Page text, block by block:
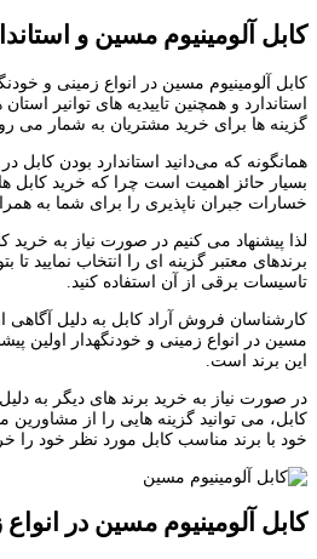
کابل آلومینیوم مسین و
کابل آلومینیوم مسین در انواع زمینی و
استاندارد و همچنین تاییدیه های توانیر
گزینه ها برای خرید مشتریان به شمار می
همانگونه که می‌دانید استاندارد بودن کابل
بسیار حائز اهمیت است چرا که خرید کابل
خسارات جبران ناپذیری را برای شما به
لذا پیشنهاد می کنیم در صورت نیاز به خرید
برندهای معتبر گزینه ای را انتخاب نمایید تا
تاسیسات برقی از آن استفاده کنید.
کارشناسان فروش آراد کابل به دلیل آگاهی
مسین در انواع زمینی و خودنگهدار اولین
این برند است.
در صورت نیاز به خرید برند های دیگر به
کابل، می توانید گزینه هایی را از مشاورین
خود با برند مناسب کابل مورد نظر خود را
کابل آلومینیوم مسین در